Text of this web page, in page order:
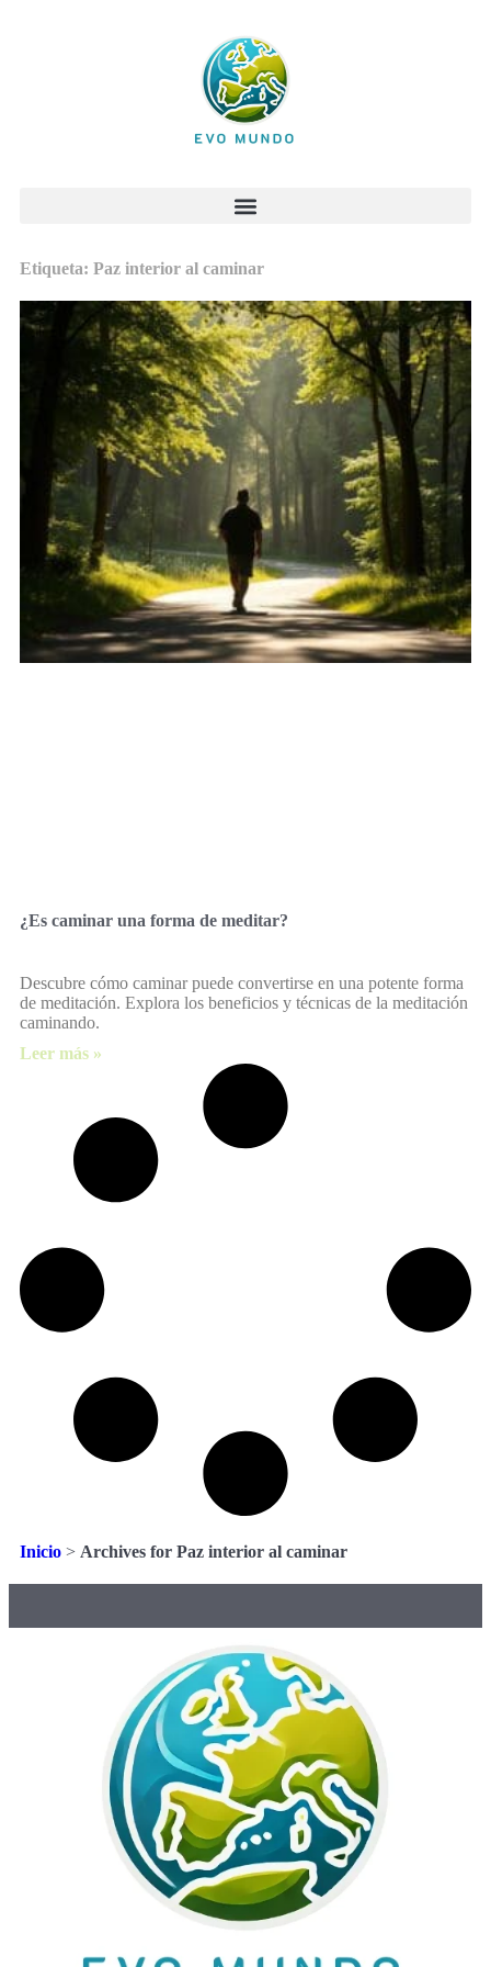
Etiqueta: Paz interior al caminar
¿Es caminar una forma de meditar?
Descubre cómo caminar puede convertirse en una potente forma
de meditación. Explora los beneficios y técnicas de la meditación
caminando.
Leer más »
Inicio > Archives for Paz interior al caminar